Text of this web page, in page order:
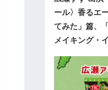
ール〉香るエ
てみた」篇、
メイキング・